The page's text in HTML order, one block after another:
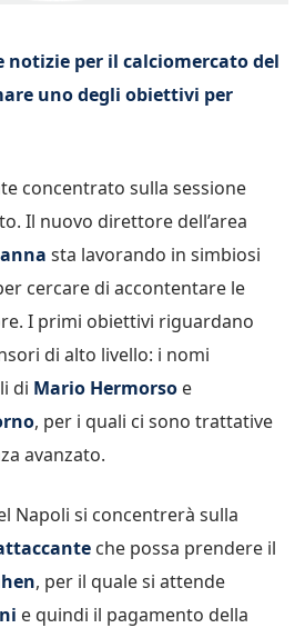
notizie per il calciomercato del
uno degli obiettivi per
concentrato sulla sessione
Il nuovo direttore dell’area
sta lavorando in simbiosi
cercare di accontentare le
I primi obiettivi riguardano
di alto livello: i nomi
di Mario Hermorso e
, per i quali ci sono trattative
avanzato.
Napoli si concentrerà sulla
che possa prendere il
, per il quale si attende
e quindi il pagamento della